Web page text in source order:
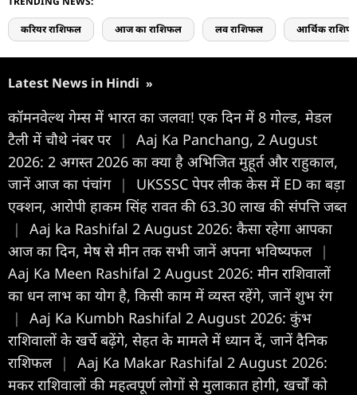
करियर राशिफल आज का राशिफल लव राशिफल आर्थिक
Latest News in Hindi »
कॉमनवेल्थ गेम्स में भारत का जलवा! एक दिन में 8 गोल्ड, मेडल
टैली में चौथे नंबर पर |
Aaj Ka Panchang, 2 August
2026: 2 अगस्त 2026 का क्या है अभिजित मुहूर्त और राहुकाल,
जानें आज का पंचांग |
UKSSSC पेपर लीक केस में ED का बड़ा
एक्शन, आरोपी हाकम सिंह रावत की 63.30 लाख की संपत्ति जब्त
|
Aaj ka Rashifal 2 August 2026: कैसा रहेगा आपका
आज का द‍िन, मेष से मीन तक सभी जानें अपना भविष्यफल |
Aaj Ka Meen Rashifal 2 August 2026: मीन राशिवालों
का धन लाभ का योग है, किसी काम में व्यस्त रहेंगे, जानें शुभ रंग
|
Aaj Ka Kumbh Rashifal 2 August 2026: कुंभ
राशिवालों के खर्चे बढ़ेंगे, सेहत के मामले में ध्यान दें, जानें दैनिक
राशिफल |
Aaj Ka Makar Rashifal 2 August 2026:
मकर राशिवालों की महत्वपूर्ण लोगों से मुलाकात होगी, खर्चों को